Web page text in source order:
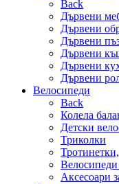
Back
Дървени
Дървени
Дървени
Дървени
Дървени
Дървени
Велосипеди
Back
Колела
Детски
Триколки
Велосипеди
Аксесоари